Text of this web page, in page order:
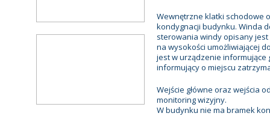
Wewnętrzne klatki schodowe
kondygnacji budynku. Winda
sterowania windy opisany jest
na wysokości umożliwiającej
jest w urządzenie
informujący o miejscu
Wejście główne oraz wejścia
monitoring wizyjny.
W budynku nie ma bramek